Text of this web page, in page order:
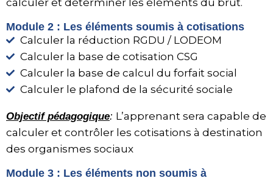
Module 2 : Les éléments soumis à cotisations
Calculer la réduction RGDU / LODEOM
Calculer la base de cotisation CSG
Calculer la base de calcul du forfait social
Calculer le plafond de la sécurité sociale
Objectif pédagogique: L’apprenant sera capable de
calculer et contrôler les cotisations à destination
des organismes sociaux
Module 3 : Les éléments non soumis à